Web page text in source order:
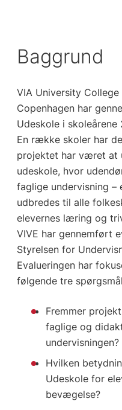
Baggrund
VIA University
Copenhagen har
Udeskole i skoleårene
En række skoler har
projektet har været at
udeskole, hvor
faglige undervisning –
udbredes til alle
elevernes læring og
VIVE har gennemført
Styrelsen for
Evalueringen har
følgende tre
Fremmer
faglige og
undervisningen?
Hvilken
Udeskole for
bevægelse?